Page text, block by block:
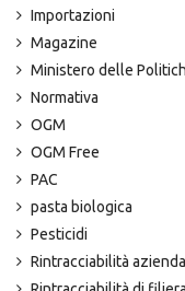
Importazioni
Magazine
Ministero delle
Normativa
OGM
OGM Free
PAC
pasta biologica
Pesticidi
Rintracciabilità